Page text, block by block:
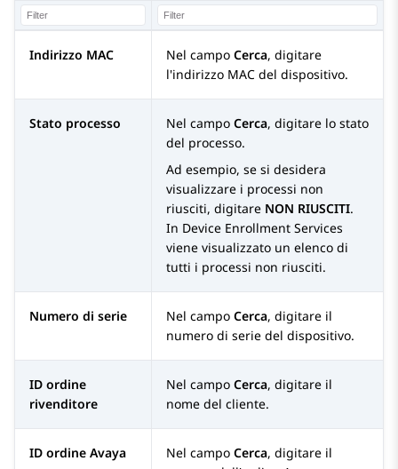
Indirizzo MAC Nel campo Cerca, digitare
l'indirizzo MAC del dispositivo.
Stato processo Nel campo Cerca, digitare lo stato
del processo.
Ad esempio, se si desidera
visualizzare i processi non
riusciti, digitare NON RIUSCITI.
In Device Enrollment Services
viene visualizzato un elenco di
tutti i processi non riusciti.
Numero di serie Nel campo Cerca, digitare il
numero di serie del dispositivo.
ID ordine
rivenditore
Nel campo Cerca, digitare il
nome del cliente.
ID ordine Avaya Nel campo Cerca, digitare il